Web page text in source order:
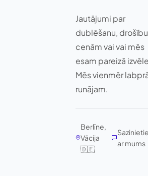
Jautājumi par
dublēšanu,
cenām vai vai mēs
esam pareizā
Mēs vienmēr
runājam.
Berlīne,
Vācija
🇩🇪
ar mums